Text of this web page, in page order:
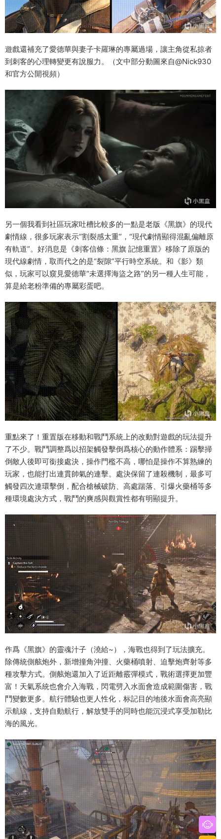
遊戲還補充了愛德華與妻子卡羅琳的專屬過場，讓主角從私掠者
到刺客的心理轉變更有說服力。（文中部分動圖來自@Nick930
和官方公開視頻）
另一個我看到社區玩家吐槽比較多的一點是老版《黑旗》的現代
劇情線，很多玩家表示“割裂感太重”，“現代劇情顯得混亂偏離原
有軌道”。好消息是《刺客信條：黑旗 記憶重置》移除了原版的
現代線劇情，取而代之的是“裂隙”平行時空系統。和《影》類
似，玩家可以窺見愛德華“未選擇海盜之路”的另一種人生可能，
算是給老粉準備的專屬彩蛋吧。
重點來了！重置版在移動和戰鬥系統上的改動對遊戲的玩法提升
了不少。戰鬥調整爲以招架觸發擊倒爲核心的動作體系：踢擊掃
倒敵人後即可銜接處決，操作門檻不高，哪怕是操作不算熟練的
玩家，也能打出連貫帥氣的連擊。處決保留了連殺機制，最多可
觸發四次連環擊倒，配合槍械破防、高處踹落、引爆火藥桶等多
種環境處決方式，戰鬥的爽感與觀賞性都有明顯提升。
作爲《黑旗》的靈魂汁子（澆給~），海戰也得到了玩法擴充。
除傳統側舷炮外，新增撞角沖撞、火藥桶噴射、迫擊炮齊射等多
種攻擊方式。側舷炮還加入了近距離霰彈模式，戰術選擇更加豐
富！天氣系統也會介入海戰，閃電劈入水面會造成範圍傷害，戰
鬥變數更多。航行體驗也更人性化，标記目的地後水面會高亮顯
示航線，支持自動航行，解放雙手的同時也能沉浸式享受加勒比
海的風光。